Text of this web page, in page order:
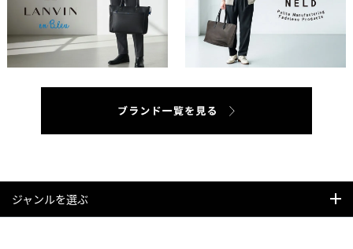
ジャンルを選ぶ